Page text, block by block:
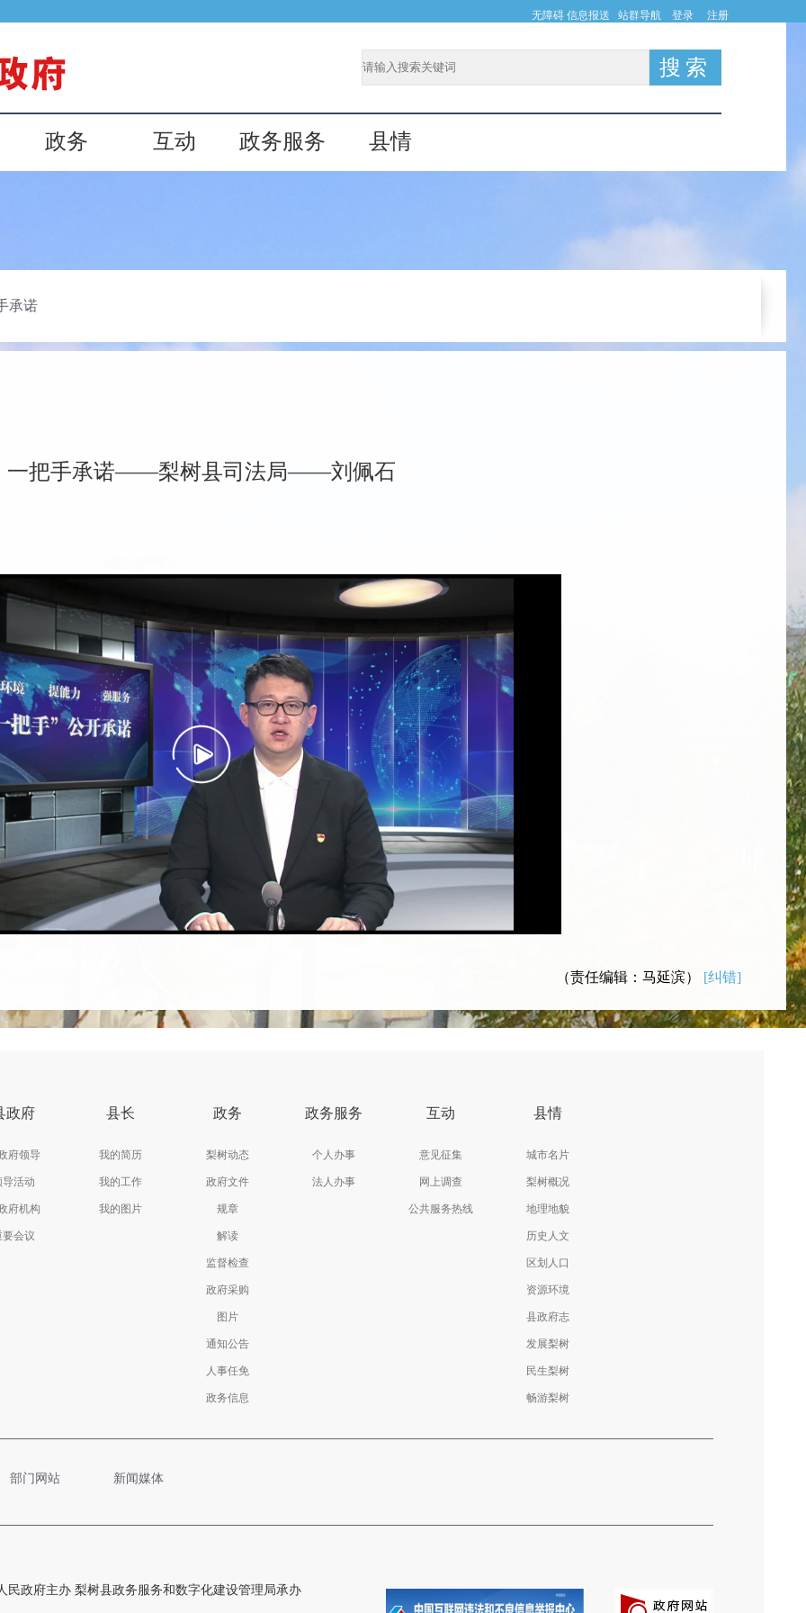
无障碍 信息报送 站群导航 登录 注册
政务 互动 政务服务 县情
承诺
一把手承诺——梨树县司法局——刘佩石
（责任编辑：马延滨） [纠错]
政府
府领导
导活动
府机构
要会议
县长
我的简历
我的工作
我的图片
政务
梨树动态
政府文件
规章
解读
监督检查
政府采购
图片
通知公告
人事任免
政务信息
政务服务
个人办事
法人办事
互动
意见征集
网上调查
公共服务热线
县情
城市名片
梨树概况
地理地貌
历史人文
区划人口
资源环境
县政府志
发展梨树
民生梨树
畅游梨树
部门网站 新闻媒体
民政府主办 梨树县政务服务和数字化建设管理局承办